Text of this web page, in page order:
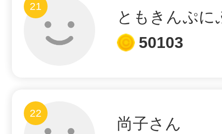
21
ともきんぷに
50103
22
尚子さん